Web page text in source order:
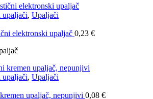
upaljači, Upaljači
elektronski upaljač 0,23 €
upaljači, Upaljači
upaljač, nepunjivi 0,08 €